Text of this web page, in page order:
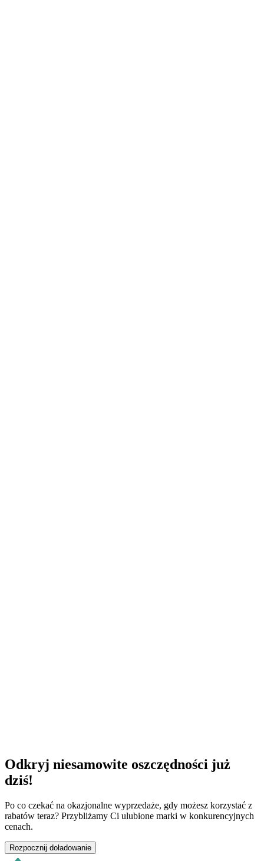
Odkryj niesamowite oszczędności już
dziś!
Po co czekać na okazjonalne wyprzedaże, gdy możesz korzystać z
rabatów teraz? Przybliżamy Ci ulubione marki w konkurencyjnych
cenach.
Rozpocznij doładowanie